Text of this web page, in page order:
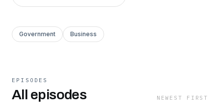
Government Business
EPISODES
All episodes NEWEST FIRST